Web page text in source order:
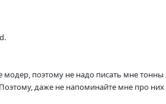
поэтому не надо писать мне тонны
даже не напоминайте мне про